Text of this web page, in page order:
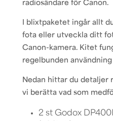
radiosändare för Canon.
I blixtpaketet ingår allt
fota eller utveckla ditt
Canon-kamera. Kitet
regelbunden
Nedan hittar du detaljer
vi berätta vad som
2 st Godox